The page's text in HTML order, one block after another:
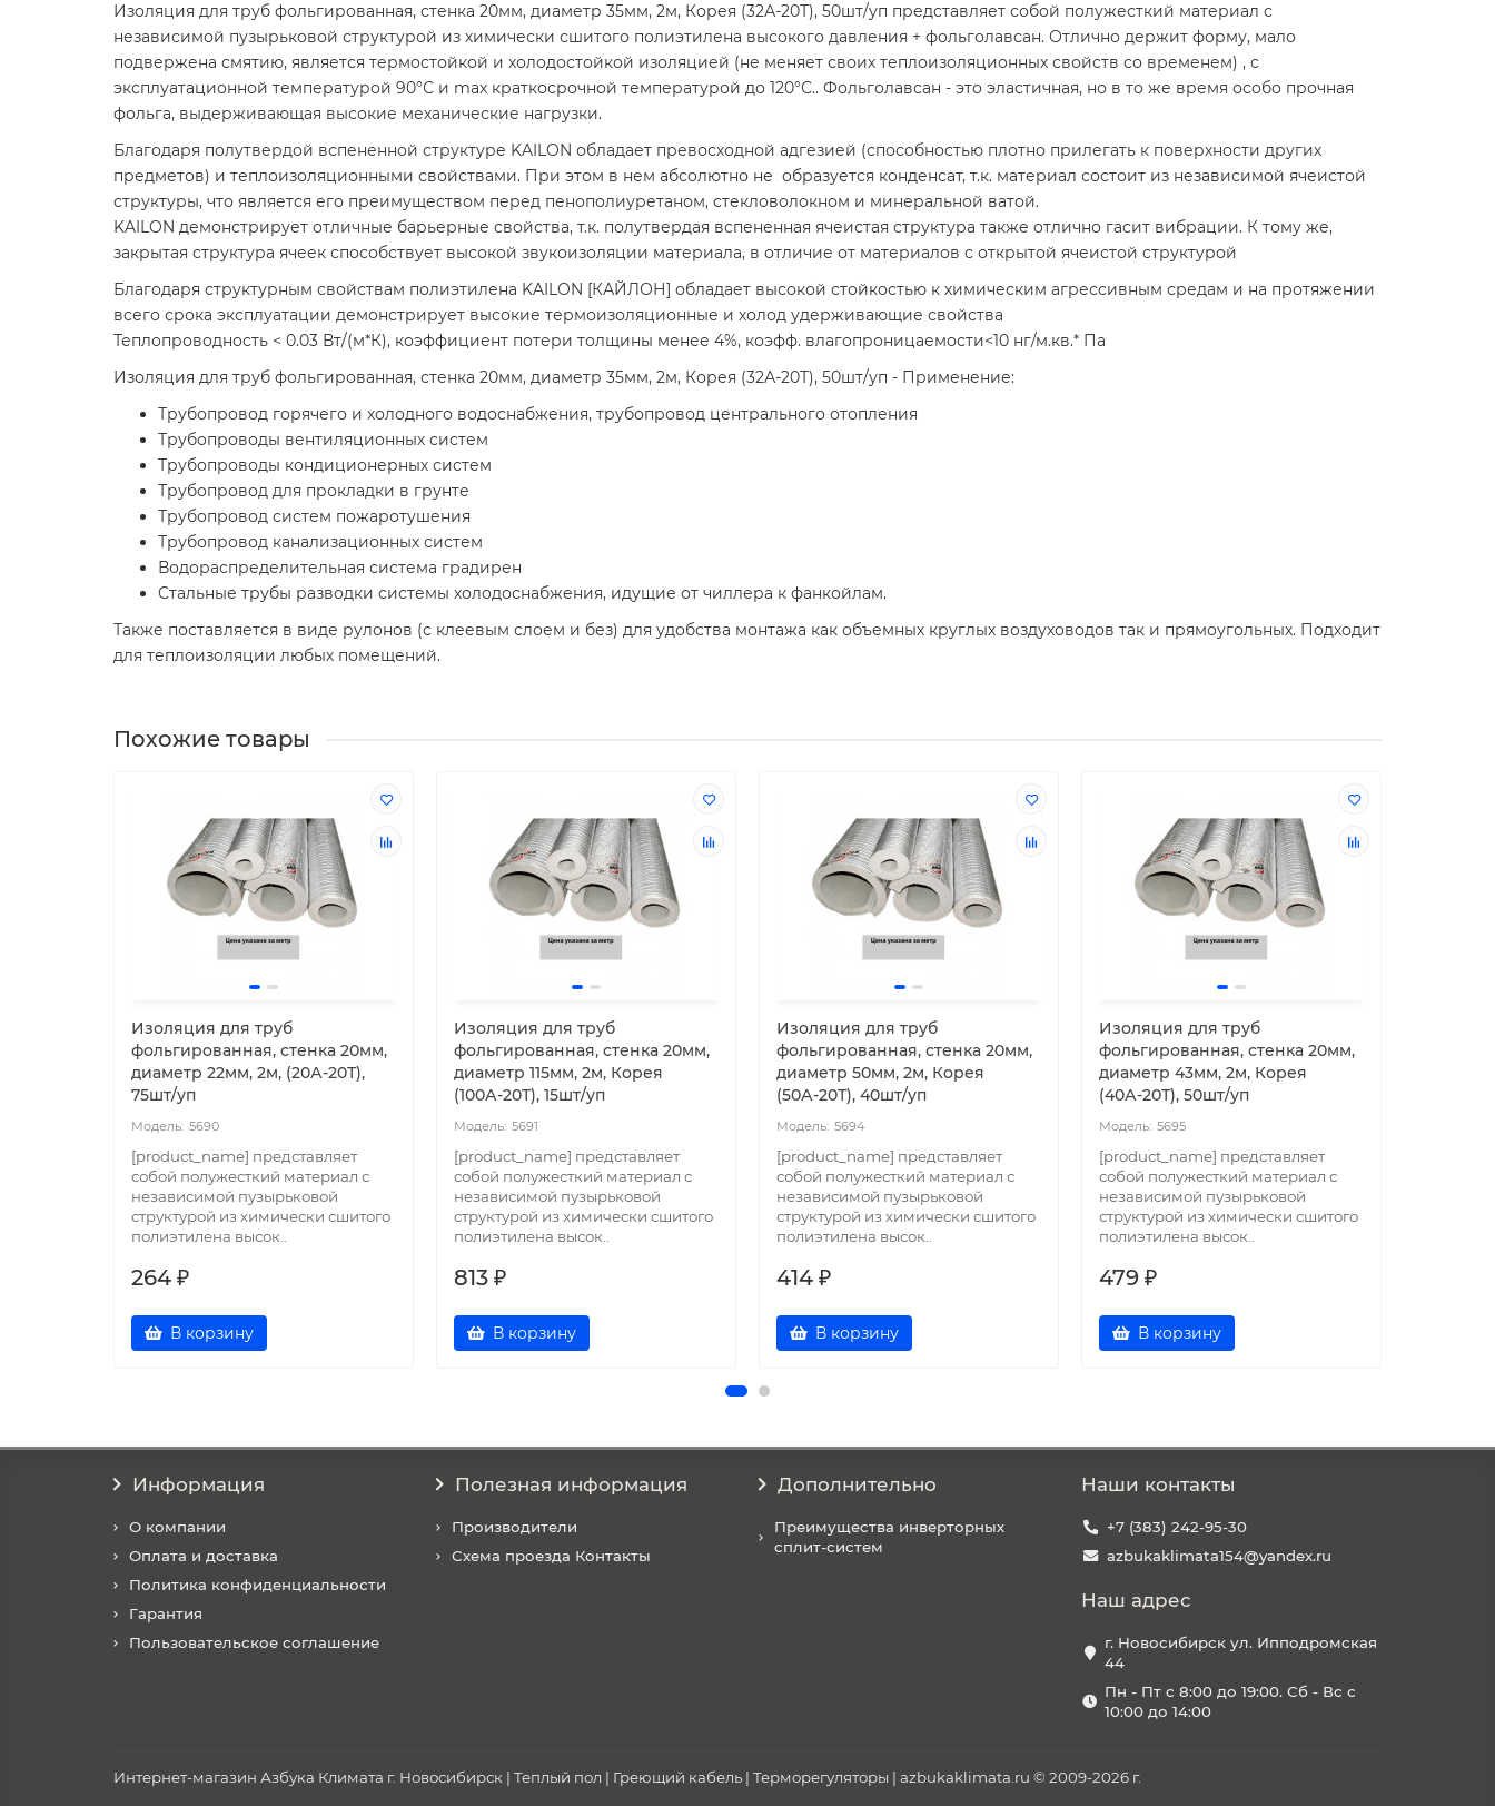
Изоляция для труб фольгированная, стенка 20мм, диаметр 35мм, 2м, Корея (32А-20Т), 50шт/уп представляет собой полужесткий материал с
независимой пузырьковой структурой из химически сшитого полиэтилена высокого давления + фольголавсан. Отлично держит форму, мало
подвержена смятию, является термостойкой и холодостойкой изоляцией (не меняет своих теплоизоляционных свойств со временем) , с
эксплуатационной температурой 90°С и max краткосрочной температурой до 120°С.. Фольголавсан - это эластичная, но в то же время особо прочная
фольга, выдерживающая высокие механические нагрузки.
Благодаря полутвердой вспененной структуре KAILON обладает превосходной адгезией (способностью плотно прилегать к поверхности других
предметов) и теплоизоляционными свойствами. При этом в нем абсолютно не образуется конденсат, т.к. материал состоит из независимой ячеистой
структуры, что является его преимуществом перед пенополиуретаном, стекловолокном и минеральной ватой.
KAILON демонстрирует отличные барьерные свойства, т.к. полутвердая вспененная ячеистая структура также отлично гасит вибрации. К тому же,
закрытая структура ячеек способствует высокой звукоизоляции материала, в отличие от материалов с открытой ячеистой структурой
Благодаря структурным свойствам полиэтилена KAILON [КАЙЛОН] обладает высокой стойкостью к химическим агрессивным средам и на протяжении
всего срока эксплуатации демонстрирует высокие термоизоляционные и холод удерживающие свойства
Теплопроводность < 0.03 Вт/(м*К), коэффициент потери толщины менее 4%, коэфф. влагопроницаемости<10 нг/м.кв.* Па
Изоляция для труб фольгированная, стенка 20мм, диаметр 35мм, 2м, Корея (32А-20Т), 50шт/уп - Применение:
Трубопровод горячего и холодного водоснабжения, трубопровод центрального отопления
Трубопроводы вентиляционных систем
Трубопроводы кондиционерных систем
Трубопровод для прокладки в грунте
Трубопровод систем пожаротушения
Трубопровод канализационных систем
Водораспределительная система градирен
Cтальные трубы разводки системы холодоснабжения, идущие от чиллера к фанкойлам.
Также поставляется в виде рулонов (с клеевым слоем и без) для удобства монтажа как объемных круглых воздуховодов так и прямоугольных. Подходит
для теплоизоляции любых помещений.
Похожие товары
Изоляция для труб
фольгированная, стенка 20мм,
диаметр 22мм, 2м, (20А-20Т),
75шт/уп
5690
[product_name] представляет
собой полужесткий материал с
независимой пузырьковой
структурой из химически сшитого
полиэтилена высок..
264 ₽
В корзину
Изоляция для труб
фольгированная, стенка 20мм,
диаметр 115мм, 2м, Корея
(100А-20Т), 15шт/уп
5691
[product_name] представляет
собой полужесткий материал с
независимой пузырьковой
структурой из химически сшитого
полиэтилена высок..
813 ₽
В корзину
Изоляция для труб
фольгированная, стенка 20мм,
диаметр 50мм, 2м, Корея
(50А-20Т), 40шт/уп
5694
[product_name] представляет
собой полужесткий материал с
независимой пузырьковой
структурой из химически сшитого
полиэтилена высок..
414 ₽
В корзину
Изоляция для труб
фольгированная, стенка 20мм,
диаметр 43мм, 2м, Корея
(40А-20Т), 50шт/уп
5695
[product_name] представляет
собой полужесткий материал с
независимой пузырьковой
структурой из химически сшитого
полиэтилена высок..
479 ₽
В корзину
Информация
О компании
Оплата и доставка
Политика конфиденциальности
Гарантия
Пользовательское соглашение
Полезная информация
Производители
Схема проезда Контакты
Дополнительно
Преимущества инверторных
сплит-систем
Наши контакты
+7 (383) 242-95-30
azbukaklimata154@yandex.ru
Наш адрес
г. Новосибирск ул. Ипподромская
44
Пн - Пт с 8:00 до 19:00. Сб - Вс с
10:00 до 14:00
Интернет-магазин Азбука Климата г. Новосибирск | Теплый пол | Греющий кабель | Терморегуляторы | azbukaklimata.ru © 2009-2026 г.